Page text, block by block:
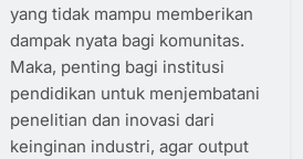
yang tidak mampu memberikan
dampak nyata bagi komunitas.
Maka, penting bagi institusi
pendidikan untuk menjembatani
penelitian dan inovasi dari
keinginan industri, agar output